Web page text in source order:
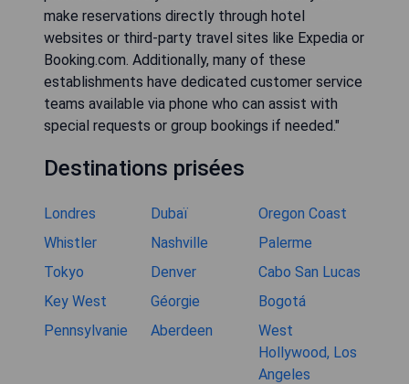
make reservations directly through hotel
websites or third-party travel sites like Expedia or
Booking.com. Additionally, many of these
establishments have dedicated customer service
teams available via phone who can assist with
special requests or group bookings if needed."
Destinations prisées
Londres Dubaï
Oregon Coast
Whistler
Nashville
Palerme
Tokyo
Denver
Cabo San Lucas
Key West
Géorgie
Bogotá
Pennsylvanie
Aberdeen
West
Hollywood, Los
Angeles